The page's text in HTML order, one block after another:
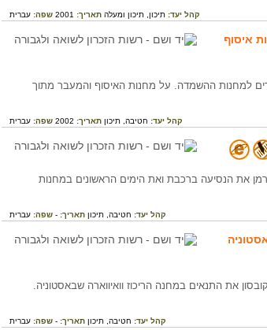
קהל יעד: תיכון, תיכון ומעלה תאריך: 2001 שפה: עברית
איסוף
היהודים למחנות ההשמדה. על מחנות האיסוף והמעבר מתוך
קהל יעד: חטיבה, תיכון תאריך: 2002 שפה: עברית
של עדותו מתאר זליג ליברמן את הנסיעה ברכבת ואת הימים הראשונים במחנות
קהל יעד: חטיבה, תיכון תאריך: - שפה: עברית
קהל יעד: חטיבה, תיכון תאריך: - שפה: עברית